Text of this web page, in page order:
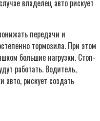
владелец авто рискует
передачи и
тормозила. При этом
большие нагрузки. Стоп-
работать. Водитель,
авто, рискует создать